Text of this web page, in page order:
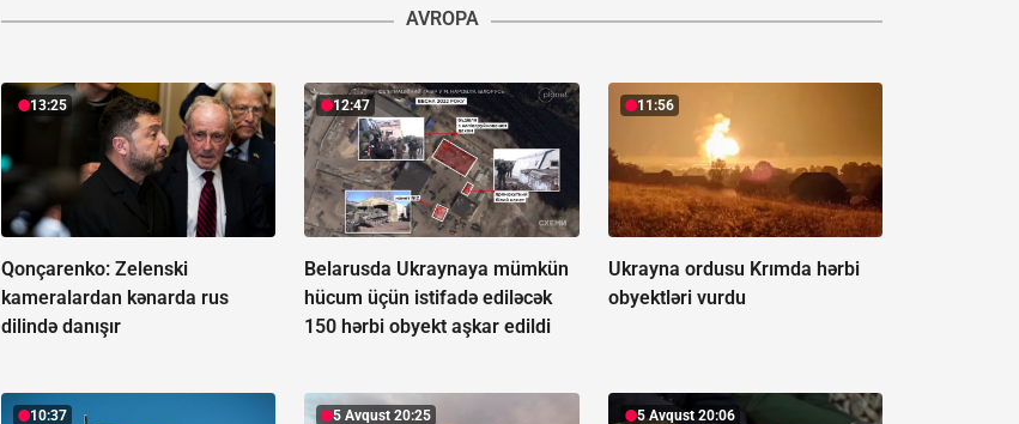
AVROPA
13:25
Qonçarenko: Zelenski
kameralardan kənarda rus
dilində danışır
12:47
Belarusda Ukraynaya mümkün
hücum üçün istifadə ediləcək
150 hərbi obyekt aşkar edildi
11:56
Ukrayna ordusu Krımda hərbi
obyektləri vurdu
10:37 5 Avqust 20:25 5 Avqust 20:06